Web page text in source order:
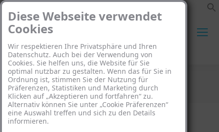
Diese Webseite verwendet
Cookies
Wir respektieren Ihre Privatsphäre und Ihren
Datenschutz. Auch bei der Verwendung von
Cookies. Sie helfen uns, die Website für Sie
optimal nutzbar zu gestalten. Wenn das für Sie in
Ordnung ist, stimmen Sie der Nutzung für
Präferenzen, Statistiken und Marketing durch
Klicken auf „Akzeptieren und fortfahren“ zu.
Alternativ können Sie unter „Cookie Präferenzen“
eine Auswahl treffen und sich zu den Details
informieren.
Search:
Pool Clor-Shop
Sie befinden sich hier: